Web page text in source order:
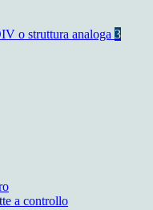
o struttura analoga 3
a controllo